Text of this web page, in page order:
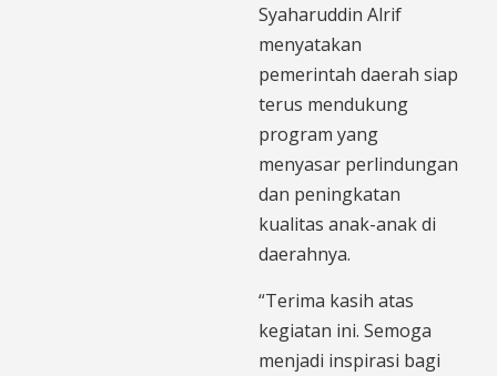
Syaharuddin Alrif
menyatakan
pemerintah daerah siap
terus mendukung
program yang
menyasar perlindungan
dan peningkatan
kualitas anak-anak di
daerahnya.
“Terima kasih atas
kegiatan ini. Semoga
menjadi inspirasi bagi